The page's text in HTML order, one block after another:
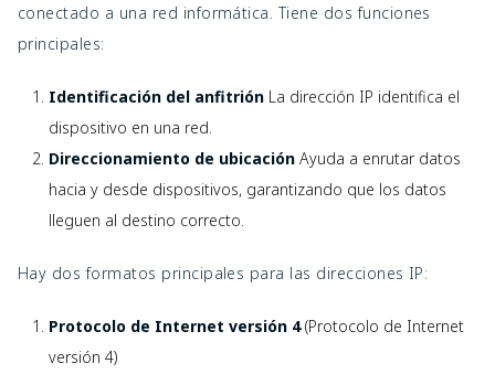
conectado a una red informática. Tiene dos funciones
principales:
Identificación del anfitrión La dirección IP identifica el
dispositivo en una red.
Direccionamiento de ubicación Ayuda a enrutar datos
hacia y desde dispositivos, garantizando que los datos
lleguen al destino correcto.
Hay dos formatos principales para las direcciones IP:
Protocolo de Internet versión 4(Protocolo de Internet
versión 4)